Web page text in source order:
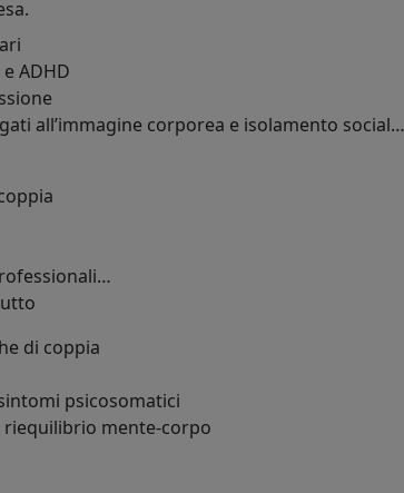
ADHD
all’immagine corporea e isolamento sociale
di coppia
psicosomatici
riequilibrio mente-corpo